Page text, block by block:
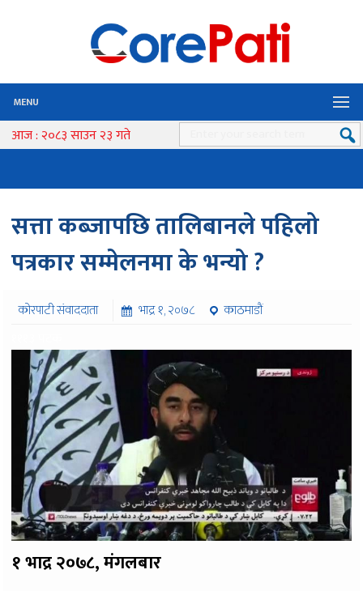
MENU
आज : २०८३ साउन २३ गते
सत्ता कब्जापछि तालिबानले पहिलो
पत्रकार सम्मेलनमा के भन्यो ?
कोरपाटी संवाददाता भाद्र १, २०७८
काठमाडौं
१ भाद्र २०७८, मंगलबार